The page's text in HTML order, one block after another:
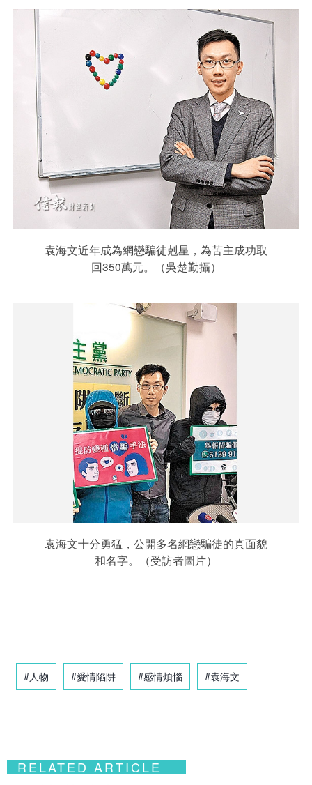
袁海文近年成為網戀騙徒剋星，為苦主成功取
回350萬元。（吳楚勤攝）
袁海文十分勇猛，公開多名網戀騙徒的真面貌
和名字。（受訪者圖片）
#人物 #愛情陷阱 #感情煩惱 #袁海文
RELATED ARTICLE